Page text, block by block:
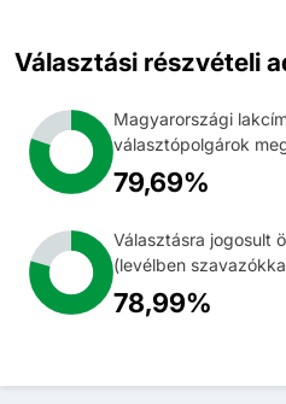
Választási részvételi
Magyarországi
választópolgárok
79,69%
Választásra jogosult
(levélben
78,99%